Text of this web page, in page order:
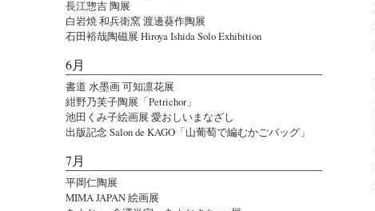
長江惣吉 陶展
白岩焼 和兵衛窯 渡邊葵作陶展
石田裕哉陶磁展 Hiroya Ishida Solo Exhibition
6月
書道 水墨画 可知凛花展
紺野乃芙子陶展「Petrichor」
池田くみ子絵画展 愛おしいまなざし
出版記念 Salon de KAGO「山葡萄で編むかごバッグ」
7月
平岡仁陶展
MIMA JAPAN 絵画展